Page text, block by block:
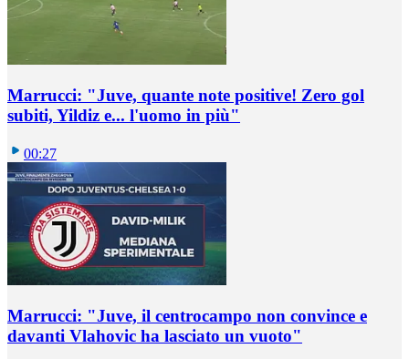
Marrucci: "Juve, quante note positive! Zero gol
subiti, Yildiz e... l'uomo in più"
00:27
Marrucci: "Juve, il centrocampo non convince e
davanti Vlahovic ha lasciato un vuoto"